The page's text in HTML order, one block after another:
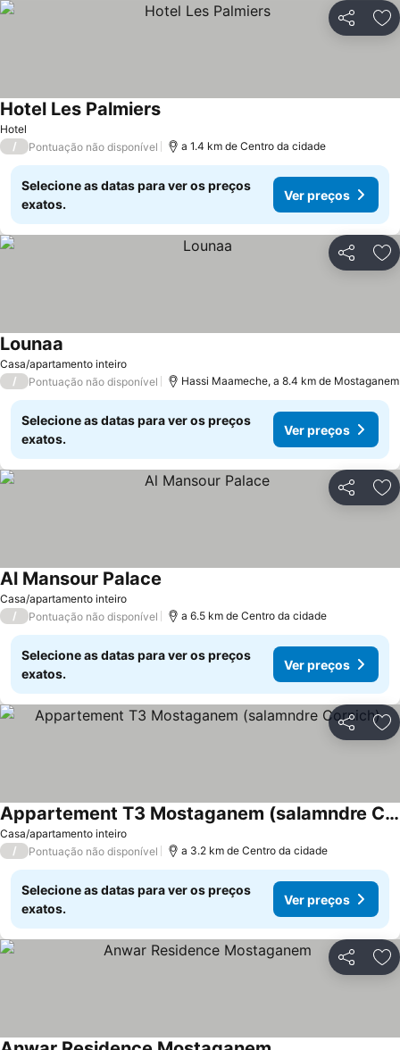
Partilhar
Hotel
Hotel Les PalmiersVer preços
/ Pontuação não disponível a 1.4 km de Centro da cidade
Selecione as datas para ver os preços
exatos.
Ver preços
Partilhar
Casa/apartamento inteiro
Lounaa
/ Pontuação não disponível Hassi Maameche, a 8.4 km de Mostaganem
Selecione as datas para ver os preços
exatos.
Ver preços
Partilhar
Casa/apartamento inteiro
Al Mansour Palace
/ Pontuação não disponível a 6.5 km de Centro da cidade
Selecione as datas para ver os preços
exatos.
Ver preços
Partilhar
Casa/apartamento inteiro
Appartement T3 Mostaganem (salamndre Cornich)
Ver preços
/ Pontuação não disponível a 3.2 km de Centro da cidade
Selecione as datas para ver os preços
exatos.
Ver preços
Partilhar